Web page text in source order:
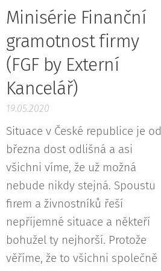
Minisérie Finanční
gramotnost firmy
(FGF by Externí
Kancelář)
19.05.2020
Situace v České republice je od
března dost odlišná a asi
všichni víme, že už možná
nebude nikdy stejná. Spoustu
firem a živnostníků řeší
nepříjemné situace a někteří
bohužel ty nejhorší. Protože
věříme, že to všichni společně